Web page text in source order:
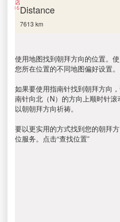
Distance
7613 km
使用地图找到朝拜方向的位置。
您所在位置的不同地图偏好设置。
如果要使用指南针找到朝拜方向
南针向北（N）的方向上顺时针
以朝朝拜方向祈祷。
要以更实用的方式找到您的朝拜
位服务。点击“查找位置”